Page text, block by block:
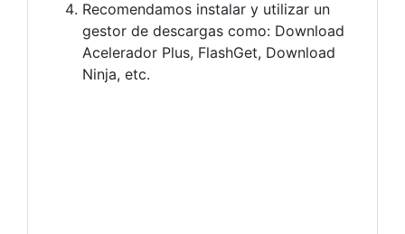
Recomendamos instalar y utilizar un
gestor de descargas como: Download
Acelerador Plus, FlashGet, Download
Ninja, etc.